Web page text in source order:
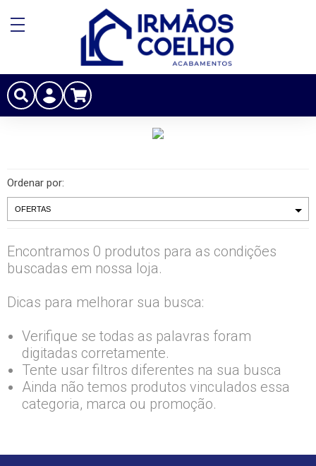
Ordenar por:
Encontramos 0 produtos para as condições
buscadas em nossa loja.
Dicas para melhorar sua busca:
Verifique se todas as palavras foram
digitadas corretamente.
Tente usar filtros diferentes na sua busca
Ainda não temos produtos vinculados essa
categoria, marca ou promoção.